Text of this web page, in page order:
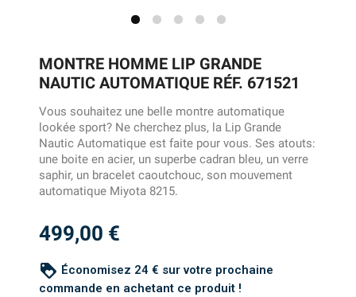
MONTRE HOMME LIP GRANDE
NAUTIC AUTOMATIQUE RÉF. 671521
Vous souhaitez une belle montre automatique
lookée sport? Ne cherchez plus, la Lip Grande
Nautic Automatique est faite pour vous. Ses atouts:
une boite en acier, un superbe cadran bleu, un verre
saphir, un bracelet caoutchouc, son mouvement
automatique Miyota 8215.
499,00 €
loyalty Économisez 24 € sur votre prochaine
commande en achetant ce produit !